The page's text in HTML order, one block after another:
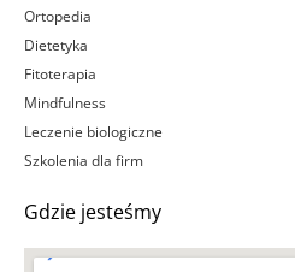
Ortopedia
Dietetyka
Fitoterapia
Mindfulness
Leczenie biologiczne
Szkolenia dla firm
Gdzie jesteśmy